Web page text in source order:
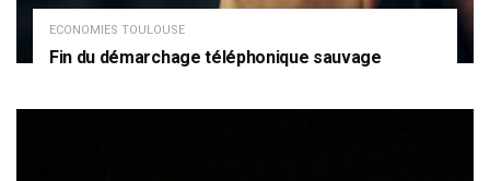
ECONOMIES TOULOUSE
Fin du démarchage téléphonique sauvage